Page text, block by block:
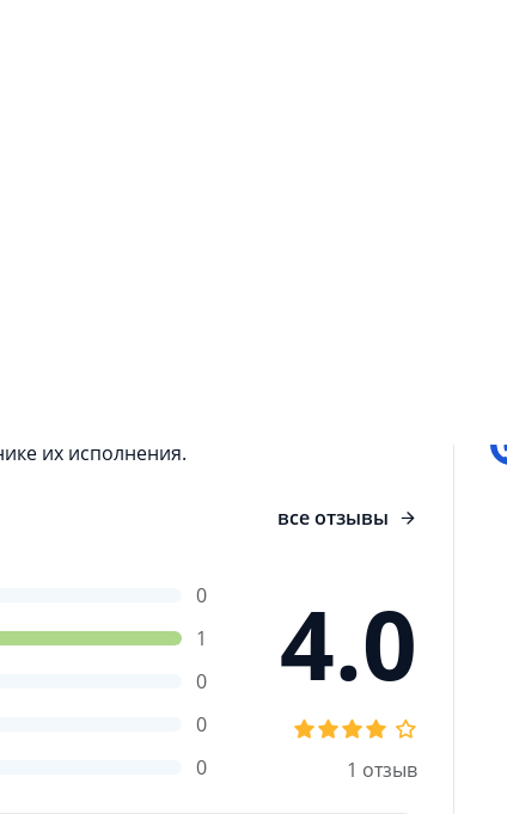
их исполнения.
все отзывы
0
1
0
0
0
4.0
1 отзыв